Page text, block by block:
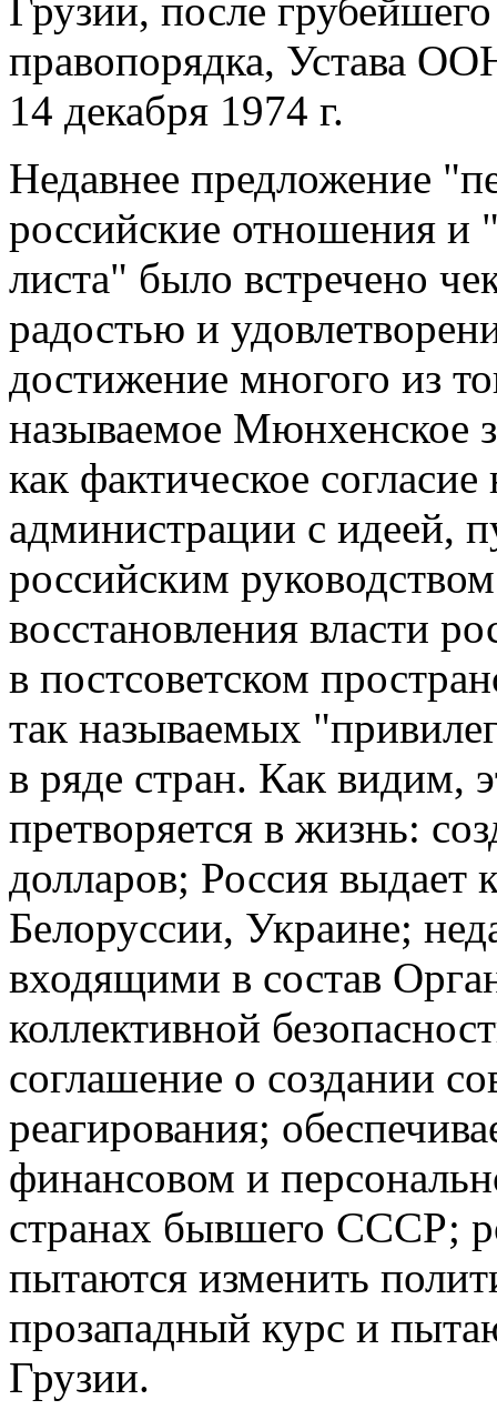
Грузии, после
правопорядка, Устава
14 декабря 1974 г.
Недавнее предложение
российские отношения и
листа" было встречено
радостью и
достижение многого из
называемое Мюнхенское
как фактическое
администрации с идеей,
российским
восстановления власти
в постсоветском
так называемых
в ряде стран. Как видим,
претворяется в жизнь:
долларов; Россия
Белоруссии, Украине;
входящими в состав
коллективной
соглашение о создании
реагирования;
финансовом и
странах бывшего СССР;
пытаются изменить
прозападный курс и
Грузии.